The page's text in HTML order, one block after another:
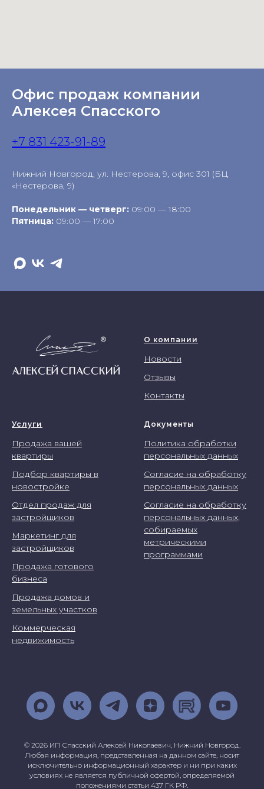
Офис продаж компании
Алексея Спасского
+7 831 423-91-89
Нижний Новгород, ул. Нестерова, 9, офис 301 (БЦ
«Нестерова, 9)
Понедельник — четверг: 09:00 — 18:00
Пятница: 09:00 — 17:00
О компании
Новости
Отзывы
Контакты
Услуги
Продажа вашей
квартиры
Подбор квартиры в
новостройке
Отдел продаж для
застройщиков
Маркетинг для
застройщиков
Продажа готового
бизнеса
Продажа домов и
земельных участков
Коммерческая
недвижимость
Документы
Политика обработки
персональных данных
Согласие на обработку
персональных данных
Согласие на обработку
персональных данных,
собираемых
метрическими
программами
© 2026 ИП Спасский Алексей Николаевич, Нижний Новгород.
Любая информация, представленная на данном сайте, носит
исключительно информационный характер и ни при каких
условиях не является публичной офертой, определяемой
положениями статьи 437 ГК РФ.